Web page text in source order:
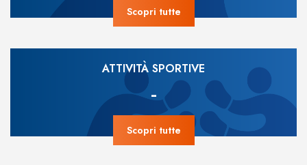
Scopri tutte
ATTIVITÀ SPORTIVE
-
Scopri tutte